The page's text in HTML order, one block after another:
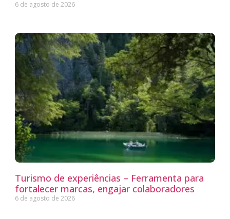
6 de agosto de 2026
Turismo de experiências – Ferramenta para
fortalecer marcas, engajar colaboradores
6 de agosto de 2026